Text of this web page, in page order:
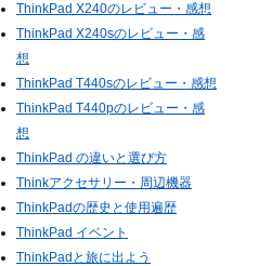
ThinkPad X240のレビュー・感想
ThinkPad X240sのレビュー・感
想
ThinkPad T440sのレビュー・感想
ThinkPad T440pのレビュー・感
想
ThinkPad の違いと選び方
Thinkアクセサリー・周辺機器
ThinkPadの歴史と使用遍歴
ThinkPad イベント
ThinkPadと旅に出よう